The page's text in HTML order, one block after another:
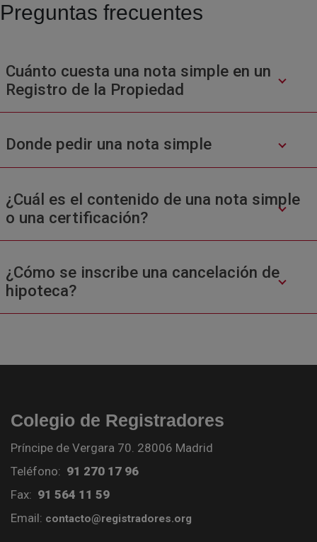
Preguntas frecuentes
Cuánto cuesta una nota simple en un
Registro de la Propiedad
Donde pedir una nota simple
¿Cuál es el contenido de una nota simple
o una certificación?
¿Cómo se inscribe una cancelación de
hipoteca?
Colegio de Registradores
Príncipe de Vergara 70. 28006 Madrid
Teléfono: 91 270 17 96
Fax: 91 564 11 59
Email: contacto@registradores.org